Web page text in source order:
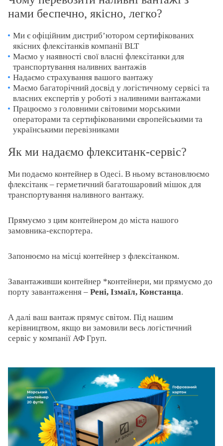
нами беспечно, якісно, легко?
Ми є офіційним дистриб’ютором сертифікованих
якісних флексітанків компанії BLT
Маємо у наявності свої власні флексітанки для
транспортування наливних вантажів
Надаємо страхування вашого вантажу
Маємо багаторічний досвід у логістичному сервісі та
власних експертів у роботі з наливними вантажами
Працюємо з головними світовими морськими
операторами та сертифікованими європейськими та
українськими перевізниками
Як ми надаємо флекситанк-сервіс?
Ми подаємо контейнер в Одесі. В ньому встановлюємо
флексітанк – герметичний багатошаровий мішок для
транспортування наливного вантажу.
Прямуємо з цим контейнером до міста нашого
замовника-експортера.
Запонюємо на місці контейнер з флексітанком.
Завантаживши контейнер *контейнери, ми прямуємо до
порту завантаження – Рені, Ізмаїл, Констанца.
А далі ваш вантаж прямує світом. Під нашим
керівництвом, якщо ви замовили весь логістичний
сервіс у компанії АФ Груп.